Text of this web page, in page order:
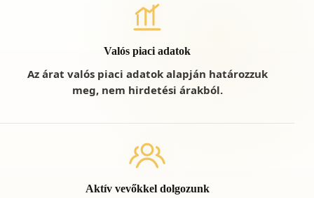
Valós piaci adatok
Az árat valós piaci adatok alapján határozzuk
meg, nem hirdetési árakból.
Aktív vevőkkel dolgozunk